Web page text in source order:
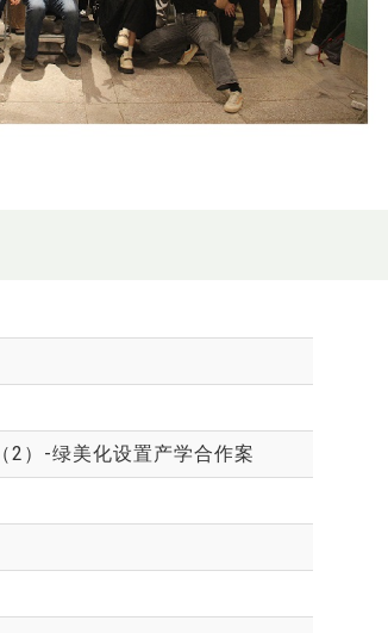
2）-绿美化设置产学合作案